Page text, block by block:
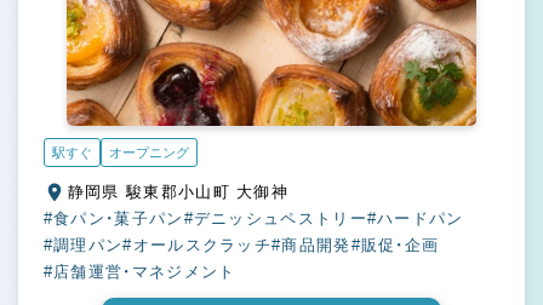
駅すぐ オープニング
静岡県 駿東郡小山町 大御神
#食パン・菓子パン #デニッシュペストリー#ハードパン
#調理パン#オールスクラッチ#商品開発#販促・企画
#店舗運営・マネジメント